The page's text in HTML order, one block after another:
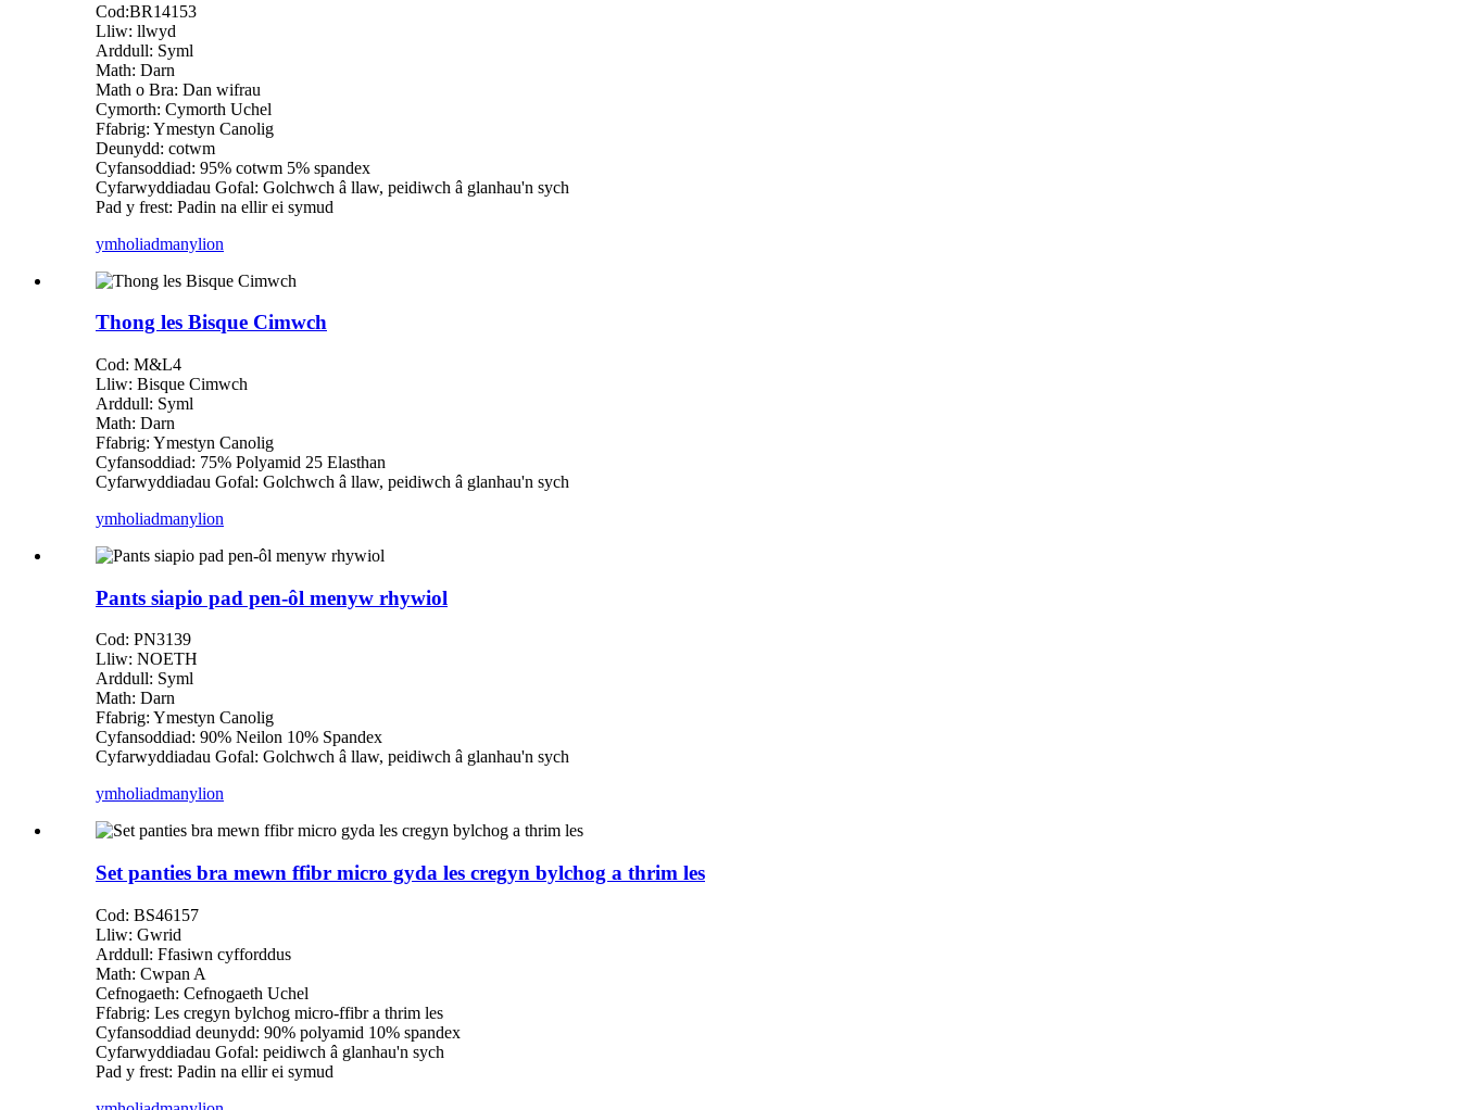
Cod:BR14153
Lliw: llwyd
Arddull: Syml
Math: Darn
Math o Bra: Dan wifrau
Cymorth: Cymorth Uchel
Ffabrig: Ymestyn Canolig
Deunydd: cotwm
Cyfansoddiad: 95% cotwm 5% spandex
Cyfarwyddiadau Gofal: Golchwch â llaw, peidiwch â glanhau'n sych
Pad y frest: Padin na ellir ei symud
ymholiadmanylion
Thong les Bisque Cimwch
Cod: M&L4
Lliw: Bisque Cimwch
Arddull: Syml
Math: Darn
Ffabrig: Ymestyn Canolig
Cyfansoddiad: 75% Polyamid 25 Elasthan
Cyfarwyddiadau Gofal: Golchwch â llaw, peidiwch â glanhau'n sych
ymholiadmanylion
Pants siapio pad pen-ôl menyw rhywiol
Cod: PN3139
Lliw: NOETH
Arddull: Syml
Math: Darn
Ffabrig: Ymestyn Canolig
Cyfansoddiad: 90% Neilon 10% Spandex
Cyfarwyddiadau Gofal: Golchwch â llaw, peidiwch â glanhau'n sych
ymholiadmanylion
Set panties bra mewn ffibr micro gyda les cregyn bylchog a thrim les
Cod: BS46157
Lliw: Gwrid
Arddull: Ffasiwn cyfforddus
Math: Cwpan A
Cefnogaeth: Cefnogaeth Uchel
Ffabrig: Les cregyn bylchog micro-ffibr a thrim les
Cyfansoddiad deunydd: 90% polyamid 10% spandex
Cyfarwyddiadau Gofal: peidiwch â glanhau'n sych
Pad y frest: Padin na ellir ei symud